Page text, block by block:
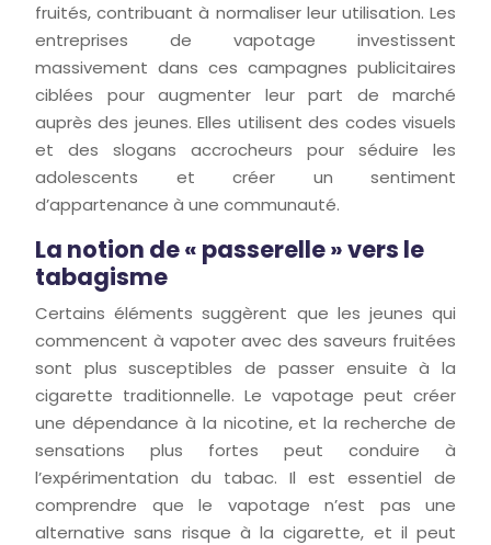
fruités, contribuant à normaliser leur utilisation. Les
entreprises de vapotage investissent
massivement dans ces campagnes publicitaires
ciblées pour augmenter leur part de marché
auprès des jeunes. Elles utilisent des codes visuels
et des slogans accrocheurs pour séduire les
adolescents et créer un sentiment
d’appartenance à une communauté.
La notion de « passerelle » vers le
tabagisme
Certains éléments suggèrent que les jeunes qui
commencent à vapoter avec des saveurs fruitées
sont plus susceptibles de passer ensuite à la
cigarette traditionnelle. Le vapotage peut créer
une dépendance à la nicotine, et la recherche de
sensations plus fortes peut conduire à
l’expérimentation du tabac. Il est essentiel de
comprendre que le vapotage n’est pas une
alternative sans risque à la cigarette, et il peut